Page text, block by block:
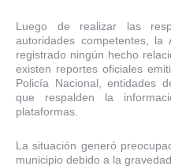
Luego de realizar las
autoridades competentes,
registrado ningún hecho
existen reportes oficiales
Policía Nacional, entidades
que respalden la
plataformas.
La situación generó
municipio debido a la